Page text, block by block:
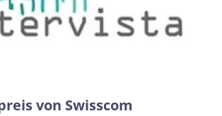
von Swisscom